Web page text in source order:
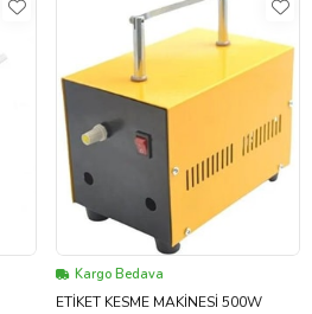
Kargo Bedava
ETİKET KESME MAKİNESİ 500W